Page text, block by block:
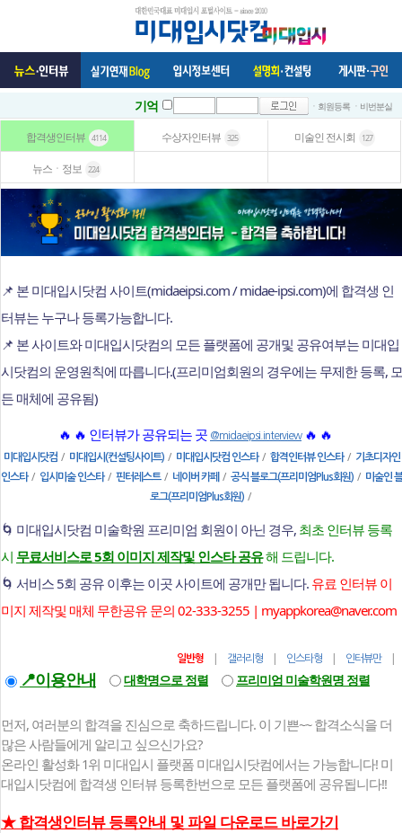
기억 ㆍ회원등록 ㆍ비번분실
합격생인터뷰 4114 수상자인터뷰 325 미술인 전시회 127
뉴스ㆍ정보 224
📌 본 미대입시닷컴 사이트(midaeipsi.com / midae-ipsi.com)에 합격생 인
터뷰는 누구나 등록가능합니다.
📌 본 사이트와 미대입시닷컴의 모든 플랫폼에 공개및 공유여부는 미대입
시닷컴의 운영원칙에 따릅니다.(프리미엄회원의 경우에는 무제한 등록, 모
든 매체에 공유됨)
🔥 🔥 인터뷰가 공유되는 곳 @midaeipsi.interview🔥 🔥
미대입시닷컴 / 미대입시(컨설팅사이트) / 미대입시닷컴 인스타/ 합격인터뷰 인스타/ 기초디자인
인스타/ 입시미술 인스타/ 핀터레스트/ 네이버 카페 / 공식 블로그(프리미엄Plus회원) / 미술인 블
로그(프리미엄Plus회원) /
🌀 미대입시닷컴 미술학원 프리미엄 회원이 아닌 경우, 최초 인터뷰 등록
시 무료서비스로 5회 이미지 제작및 인스타 공유해 드립니다.
🌀 서비스 5회 공유 이후는 이곳 사이트에 공개만 됩니다. 유료 인터뷰 이
미지 제작및 매체 무한공유 문의 02-333-3255 | myappkorea@naver.com
일반형 | 갤러리형 | 인스타형 | 인터뷰만|
📍이용안내 대학명으로 정렬 프리미엄 미술학원명 정렬
먼저, 여러분의 합격을 진심으로 축하드립니다. 이 기쁜~~ 합격소식을 더
많은 사람들에게 알리고 싶으신가요?
온라인 활성화 1위 미대입시 플랫폼 미대입시닷컴에서는 가능합니다! 미
대입시닷컴에 합격생 인터뷰 등록한번으로 모든 플랫폼에 공유됩니다!!
★ 합격생인터뷰 등록안내 및 파일 다운로드 바로가기